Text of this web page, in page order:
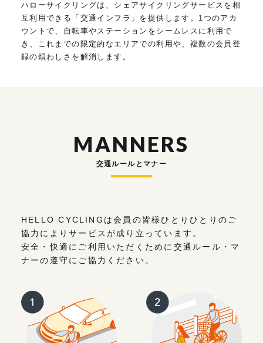
ハローサイクリングは、シェアサイクリングサービスを相
互利用できる「交通インフラ」を提供します。1つのアカ
ウントで、自転車やステーションをシームレスに利用で
き、これまでの限定的なエリアでの利用や、複数の会員登
録の煩わしさを解消します。
MANNERS
交通ルールとマナー
HELLO CYCLINGは会員の皆様ひとりひとりのご
協力によりサービスが成り立っています。
安全・快適にご利用いただくために交通ルール・マ
ナーの遵守にご協力ください。